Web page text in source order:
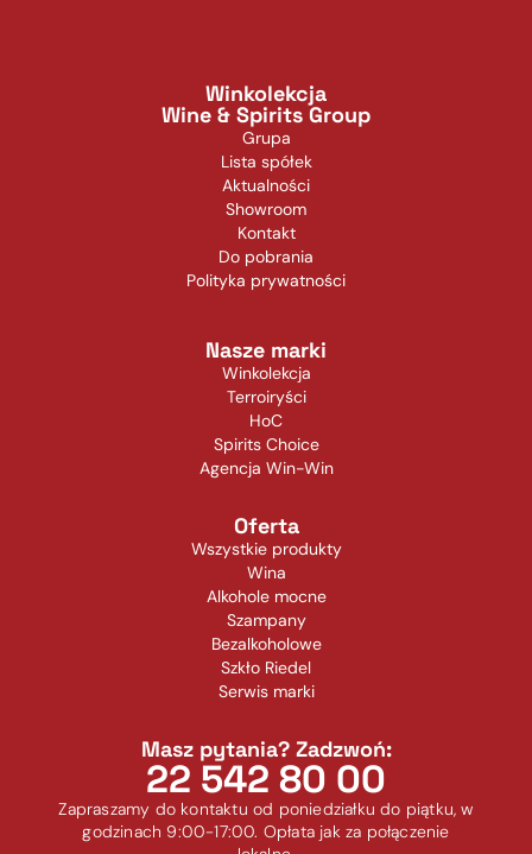
Winkolekcja
Wine & Spirits Group
Grupa
Lista spółek
Aktualności
Showroom
Kontakt
Do pobrania
Polityka prywatności
Nasze marki
Winkolekcja
Terroiryści
HoC
Spirits Choice
Agencja Win-Win
Oferta
Wszystkie produkty
Wina
Alkohole mocne
Szampany
Bezalkoholowe
Szkło Riedel
Serwis marki
Masz pytania? Zadzwoń:
22 542 80 00
Zapraszamy do kontaktu od poniedziałku do piątku, w
godzinach 9:00-17:00. Opłata jak za połączenie